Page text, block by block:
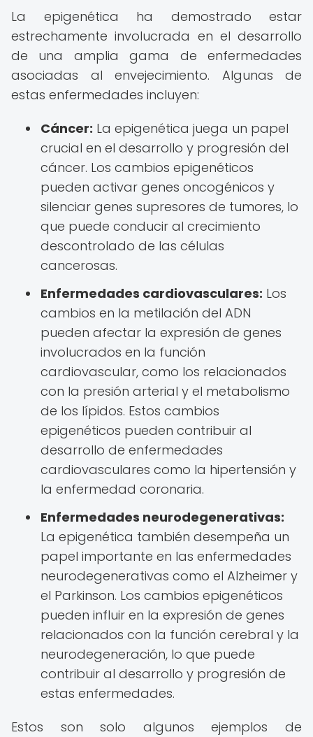
La epigenética ha demostrado estar
estrechamente involucrada en el desarrollo
de una amplia gama de enfermedades
asociadas al envejecimiento. Algunas de
estas enfermedades incluyen:
Cáncer: La epigenética juega un papel
crucial en el desarrollo y progresión del
cáncer. Los cambios epigenéticos
pueden activar genes oncogénicos y
silenciar genes supresores de tumores, lo
que puede conducir al crecimiento
descontrolado de las células
cancerosas.
Enfermedades cardiovasculares: Los
cambios en la metilación del ADN
pueden afectar la expresión de genes
involucrados en la función
cardiovascular, como los relacionados
con la presión arterial y el metabolismo
de los lípidos. Estos cambios
epigenéticos pueden contribuir al
desarrollo de enfermedades
cardiovasculares como la hipertensión y
la enfermedad coronaria.
Enfermedades neurodegenerativas:
La epigenética también desempeña un
papel importante en las enfermedades
neurodegenerativas como el Alzheimer y
el Parkinson. Los cambios epigenéticos
pueden influir en la expresión de genes
relacionados con la función cerebral y la
neurodegeneración, lo que puede
contribuir al desarrollo y progresión de
estas enfermedades.
Estos son solo algunos ejemplos de